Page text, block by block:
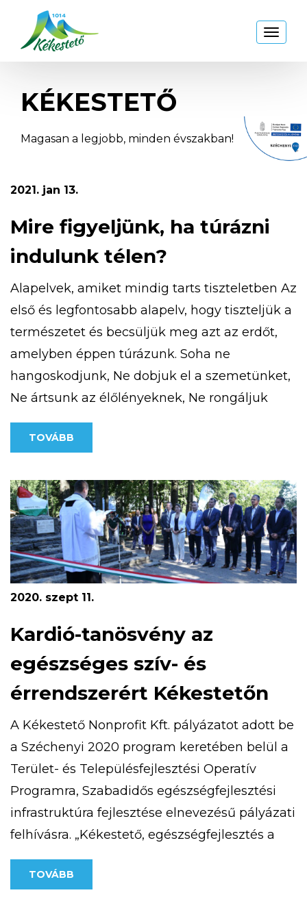
KÉKESTETŐ
Magasan a legjobb, minden évszakban!
2021. jan 13.
Mire figyeljünk, ha túrázni
indulunk télen?
Alapelvek, amiket mindig tarts tiszteletben Az
első és legfontosabb alapelv, hogy tiszteljük a
természetet és becsüljük meg azt az erdőt,
amelyben éppen túrázunk. Soha ne
hangoskodjunk, Ne dobjuk el a szemetünket,
Ne ártsunk az élőlényeknek, Ne rongáljuk
meg a mások által létrehozott erdei
objektumokat. Megfelelő felszerelés megléte
rövidebb túrát […]
TOVÁBB
2020. szept 11.
Kardió-tanösvény az
egészséges szív- és
érrendszerért Kékestetőn
A Kékestető Nonprofit Kft. pályázatot adott be
a Széchenyi 2020 program keretében belül a
Terület- és Településfejlesztési Operatív
Programra, Szabadidős egészségfejlesztési
infrastruktúra fejlesztése elnevezésű pályázati
felhívásra. „Kékestető, egészségfejlesztés a
csúcson” című projekttel 25 millió forint vissza
nem térítendő európai uniós támogatást
TOVÁBB